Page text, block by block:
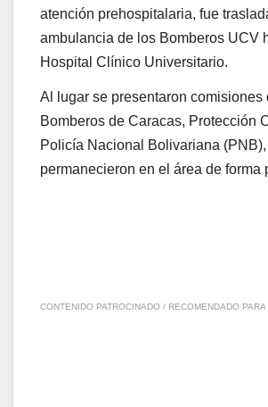
atención prehospitalaria, fue
ambulancia de los Bomberos UCV
Hospital Clínico Universitario.
Al lugar se presentaron comisiones
Bomberos de Caracas, Protección
Policía Nacional Bolivariana
permanecieron en el área de forma
CONTENIDO PATROCINADO / RECOMENDADO PARA